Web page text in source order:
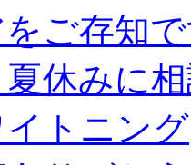
ご存知
休みに
トニング